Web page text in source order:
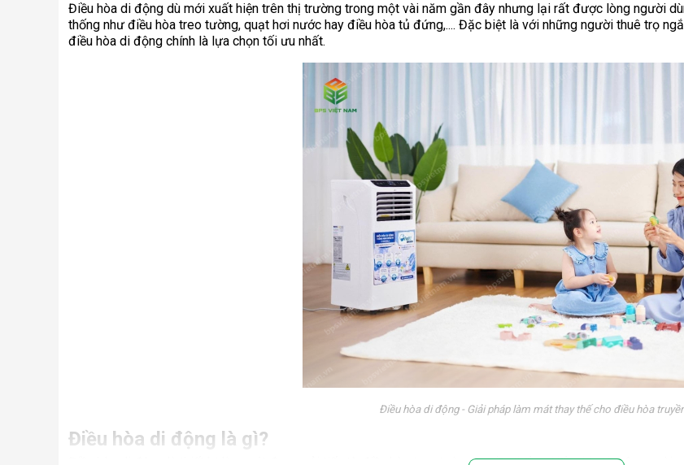
Điều hòa di động dù mới xuất hiện trên thị trường trong một vài năm gần đây nhưng lại rất được lòng người
thống như điều hòa treo tường, quạt hơi nước hay điều hòa tủ đứng,.... Đặc biệt là với những người thuê trọ
điều hòa di động chính là lựa chọn tối ưu nhất.
Điều hòa di động - Giải pháp làm mát thay thế cho điều hòa
Điều hòa di động là gì?